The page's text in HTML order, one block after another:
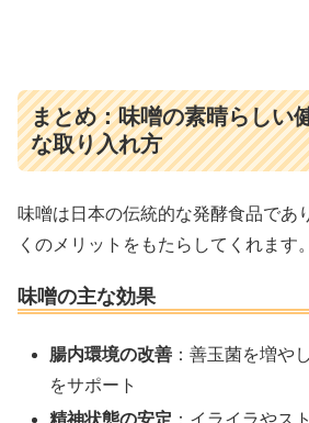
まとめ：味噌の素晴らしい
な取り入れ方
味噌は日本の伝統的な発酵食品であ
くのメリットをもたらしてくれます。
味噌の主な効果
腸内環境の改善 ：善玉菌を増や
をサポート